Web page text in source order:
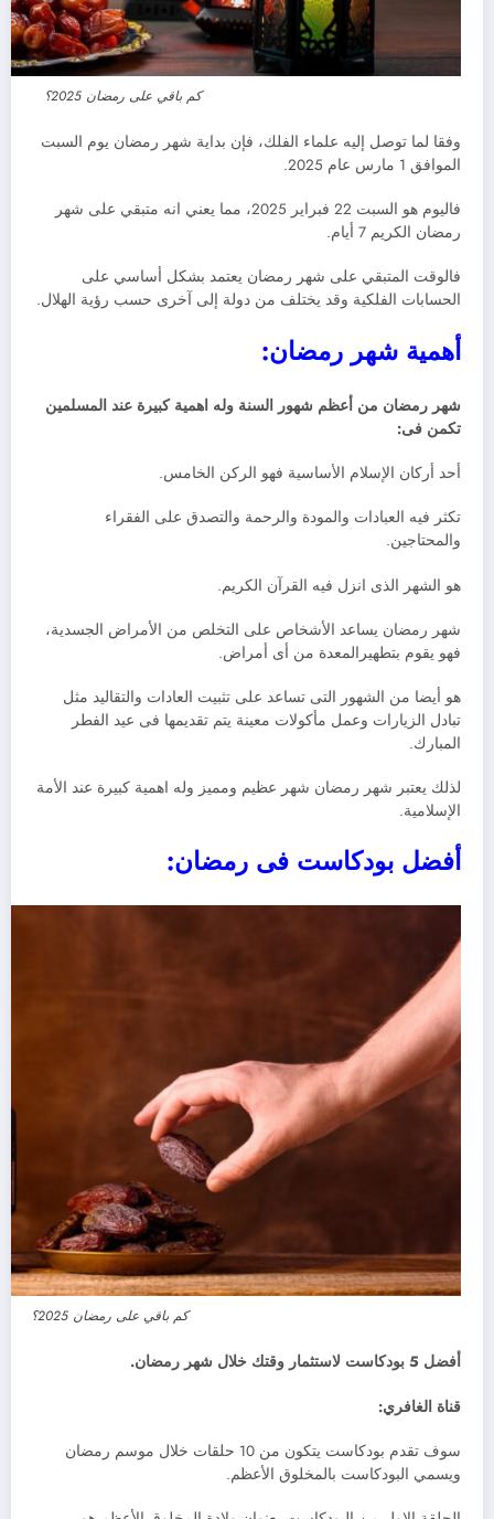
كم باقي على رمضان 2025؟
وفقا لما توصل إليه علماء الفلك، فإن بداية شهر رمضان يوم السبت
الموافق 1 مارس عام 2025.
فاليوم هو السبت 22 فبراير 2025، مما يعني انه متبقي على شهر
رمضان الكريم 7 أيام.
فالوقت المتبقي على شهر رمضان يعتمد بشكل أساسي على
الحسابات الفلكية وقد يختلف من دولة إلى آخرى حسب رؤية الهلال.
أهمية شهر رمضان:
شهر رمضان من أعظم شهور السنة وله اهمية كبيرة عند المسلمين
تكمن فى:
أحد أركان الإسلام الأساسية فهو الركن الخامس.
تكثر فيه العبادات والمودة والرحمة والتصدق على الفقراء
والمحتاجين.
هو الشهر الذى انزل فيه القرآن الكريم.
شهر رمضان يساعد الأشخاص على التخلص من الأمراض الجسدية،
فهو يقوم بتطهيرالمعدة من أى أمراض.
هو أيضا من الشهور التى تساعد على تثبيت العادات والتقاليد مثل
تبادل الزيارات وعمل مأكولات معينة يتم تقديمها فى عيد الفطر
المبارك.
لذلك يعتبر شهر رمضان شهر عظيم ومميز وله اهمية كبيرة عند الأمة
الإسلامية.
أفضل بودكاست فى رمضان:
كم باقي على رمضان 2025؟
أفضل 5 بودكاست لاستثمار وقتك خلال شهر رمضان.
قناة الغافري:
سوف تقدم بودكاست يتكون من 10 حلقات خلال موسم رمضان
ويسمي البودكاست بالمخلوق الأعظم.